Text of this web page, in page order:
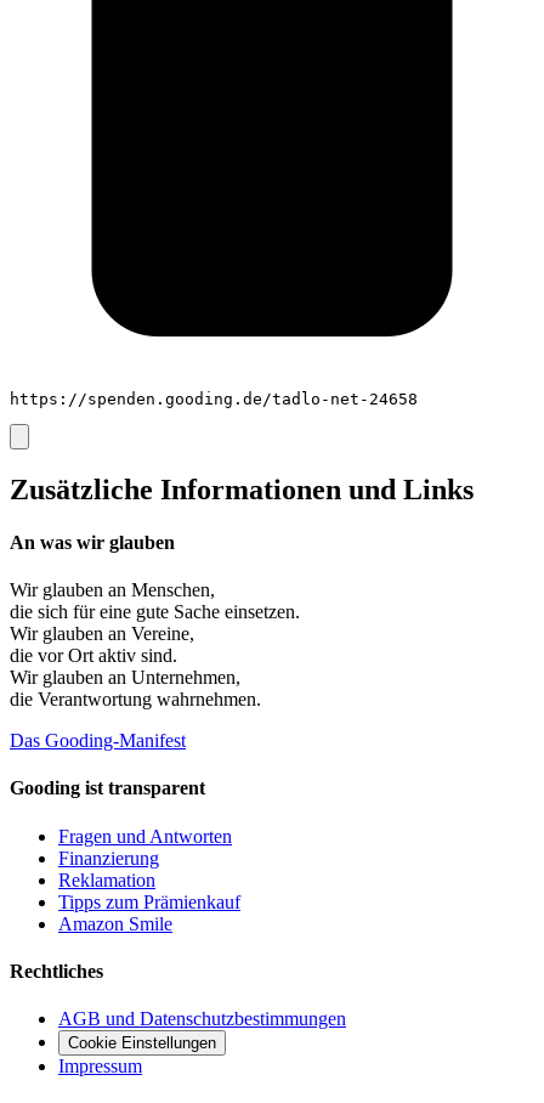
https://spenden.gooding.de/tadlo-net-24658
Zusätzliche Informationen und Links
An was wir glauben
Wir glauben an Menschen,
die sich für eine gute Sache einsetzen.
Wir glauben an Vereine,
die vor Ort aktiv sind.
Wir glauben an Unternehmen,
die Verantwortung wahrnehmen.
Das Gooding-Manifest
Gooding ist transparent
Fragen und Antworten
Finanzierung
Reklamation
Tipps zum Prämienkauf
Amazon Smile
Rechtliches
AGB und Datenschutzbestimmungen
Cookie Einstellungen
Impressum